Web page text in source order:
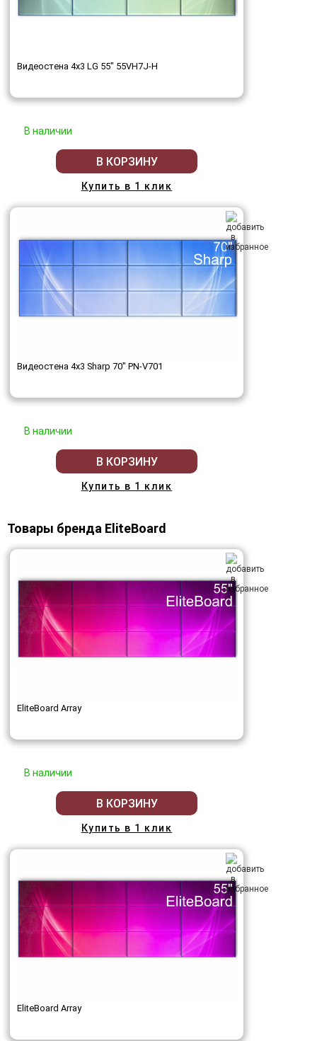
Видеостена 4x3 LG 55" 55VH7J-H
В наличии
В КОРЗИНУ
Купить в 1 клик
Видеостена 4x3 Sharp 70" PN-V701
В наличии
В КОРЗИНУ
Купить в 1 клик
Товары бренда EliteBoard
EliteBoard Array
В наличии
В КОРЗИНУ
Купить в 1 клик
EliteBoard Array